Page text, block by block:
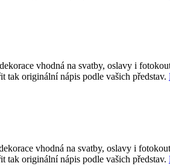
vhodná na svatby, oslavy i
tak originální nápis podle vašich představ.
vhodná na svatby, oslavy i
tak originální nápis podle vašich představ.